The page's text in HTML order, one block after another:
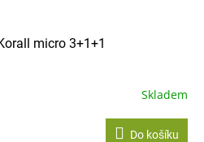
micro 3+1+1
Skladem
Do košíku